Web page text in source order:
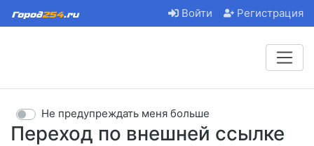
Войти Регистрация
Переход по внешней ссылке
Не предупреждать меня больше